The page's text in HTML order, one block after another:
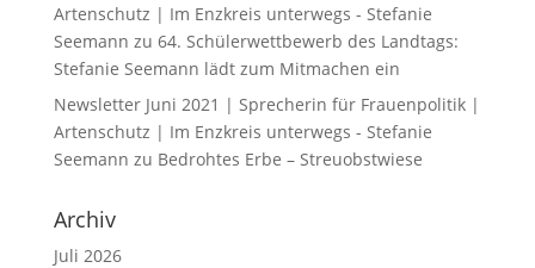
Artenschutz | Im Enzkreis unterwegs - Stefanie
Seemann zu 64. Schülerwettbewerb des Landtags:
Stefanie Seemann lädt zum Mitmachen ein
Newsletter Juni 2021 | Sprecherin für Frauenpolitik |
Artenschutz | Im Enzkreis unterwegs - Stefanie
Seemann zu Bedrohtes Erbe – Streuobstwiese
Archiv
Juli 2026